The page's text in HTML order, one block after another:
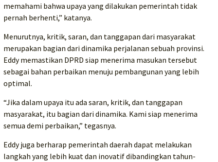
memahami bahwa upaya yang dilakukan pemerintah tidak
pernah berhenti,” katanya.
Menurutnya, kritik, saran, dan tanggapan dari masyarakat
merupakan bagian dari dinamika perjalanan sebuah provinsi.
Eddy memastikan DPRD siap menerima masukan tersebut
sebagai bahan perbaikan menuju pembangunan yang lebih
optimal.
“Jika dalam upaya itu ada saran, kritik, dan tanggapan
masyarakat, itu bagian dari dinamika. Kami siap menerima
semua demi perbaikan,” tegasnya.
Eddy juga berharap pemerintah daerah dapat melakukan
langkah yang lebih kuat dan inovatif dibandingkan tahun-